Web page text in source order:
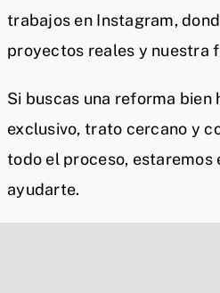
trabajos en Instagram,
proyectos reales y nuestra
Si buscas una reforma bien
exclusivo, trato cercano y
todo el proceso, estaremos
ayudarte.